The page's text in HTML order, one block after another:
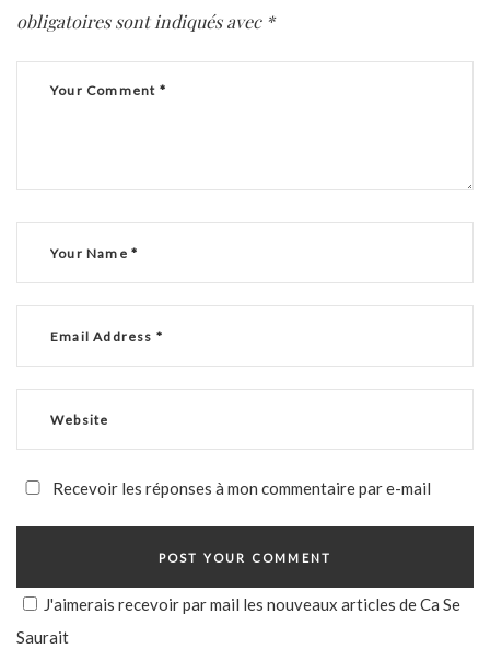
obligatoires sont indiqués avec *
Recevoir les réponses à mon commentaire par e-mail
J'aimerais recevoir par mail les nouveaux articles de Ca Se
Saurait